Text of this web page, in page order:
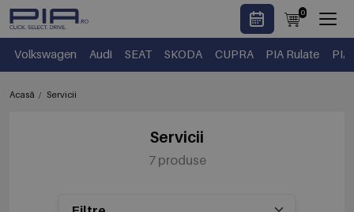
0
Volkswagen Audi SEAT SKODA CUPRA PIA Rulate PIA
Acasă Servicii
Servicii
7 produse